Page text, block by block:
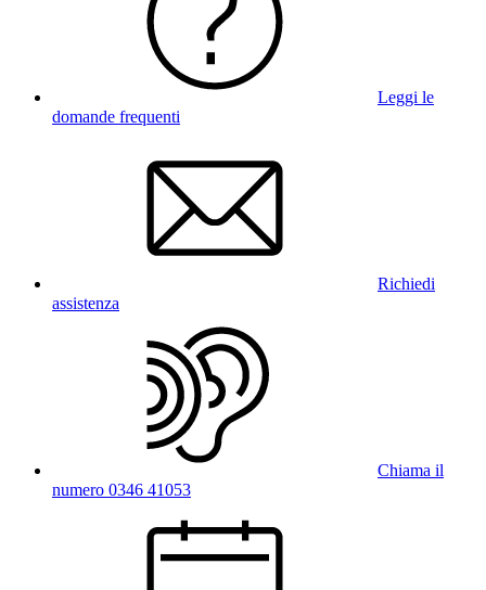
Leggi le
domande frequenti
Richiedi
assistenza
Chiama il
numero 0346 41053